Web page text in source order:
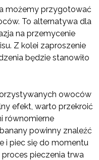
możemy przygotować
To alternatywa dla
na przemycenie
Z kolei zaproszenie
będzie stanowiło
owoców
efekt, warto przekroić
równomierne
powinny znaleźć
i piec się do momentu
proces pieczenia trwa